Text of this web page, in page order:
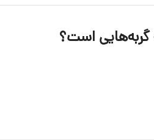
گربه‌هایی است؟